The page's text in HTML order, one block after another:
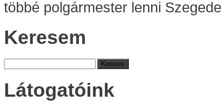
többé polgármester lenni
Keresem
Látogatóink